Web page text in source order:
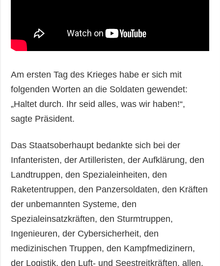
Am ersten Tag des Krieges habe er sich mit
folgenden Worten an die Soldaten gewendet:
„Haltet durch. Ihr seid alles, was wir haben!“,
sagte Präsident.
Das Staatsoberhaupt bedankte sich bei der
Infanteristen, der Artilleristen, der Aufklärung, den
Landtruppen, den Spezialeinheiten, den
Raketentruppen, den Panzersoldaten, den Kräften
der unbemannten Systeme, den
Spezialeinsatzkräften, den Sturmtruppen,
Ingenieuren, der Cybersicherheit, den
medizinischen Truppen, den Kampfmedizinern,
der Logistik, den Luft- und Seestreitkräften, allen,